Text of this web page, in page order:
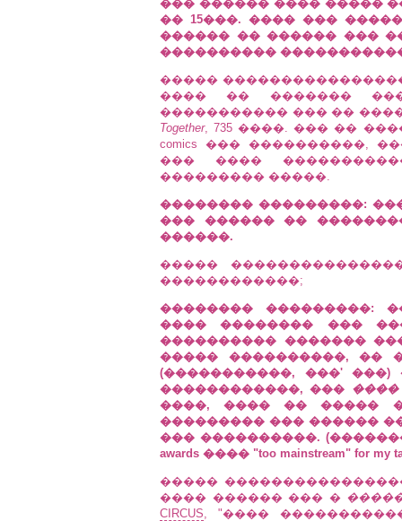
��� ������ ���� �����
�� 15���. ���� ���
������ �� ������ ���
����������
�����
���� �� �������
����������� ��� ��
Together, 735 ����. ��� ��
comics ��� ����������,
��� ����
��������� �����.
�������� ���������:
��� ������ ��
������.
�����
������������;
�������� ���������:
���� �������� ���
���������� �������
����� ����������, ��
(�����������, ���'
������������, ���
����, ���� �� �����
��������� ��� ������
��� ����������.
awards ���� "too mainstream" for my
�����
���� ������ ��� �
CIRCUS, "����